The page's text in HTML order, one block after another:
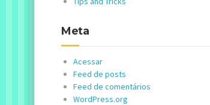
Meta
Acessar
Feed de posts
Feed de comentários
WordPress.org